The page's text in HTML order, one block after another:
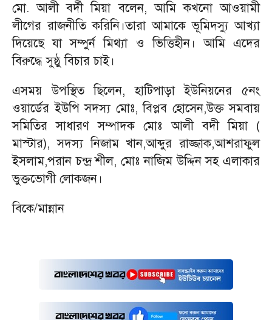
মো. আলী বর্দী মিয়া বলেন, আমি কখনো আওয়ামী
লীগের রাজনীতি করিনি।তারা আমাকে ভূমিদস্যু আখ্যা
দিয়েছে যা সম্পুর্ন মিথ্যা ও ভিত্তিহীন। আমি এদের
বিরুদ্ধে সুষ্ঠু বিচার চাই।
এসময় উপস্থিত ছিলেন, হাটিপাড়া ইউনিয়নের ৫নং
ওয়ার্ডের ইউপি সদস্য মোঃ, বিপ্লব হোসেন,উক্ত সমবায়
সমিতির সাধারণ সম্পাদক মোঃ আলী বদী মিয়া (
মাস্টার), সদস্য নিজাম খান,আব্দুর রাজ্জাক,আশরাফুল
ইসলাম,পরান চন্দ্র শীল, মোঃ নাজিম উদ্দিন সহ এলাকার
ভুক্তভোগী লোকজন।
বিকে/মান্নান